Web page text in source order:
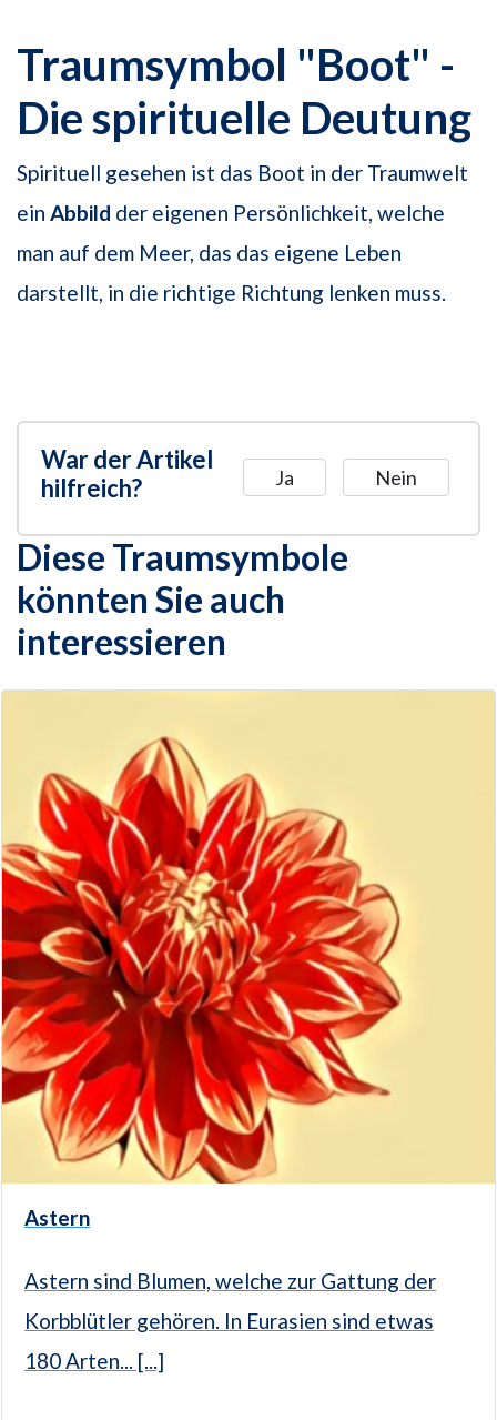
Traumsymbol "Boot" -
Die spirituelle Deutung
Spirituell gesehen ist das Boot in der Traumwelt
ein Abbild der eigenen Persönlichkeit, welche
man auf dem Meer, das das eigene Leben
darstellt, in die richtige Richtung lenken muss.
War der Artikel
hilfreich?
Ja Nein
Diese Traumsymbole
könnten Sie auch
interessieren
Astern
Astern sind Blumen, welche zur Gattung der
Korbblütler gehören. In Eurasien sind etwas
180 Arten... [...]